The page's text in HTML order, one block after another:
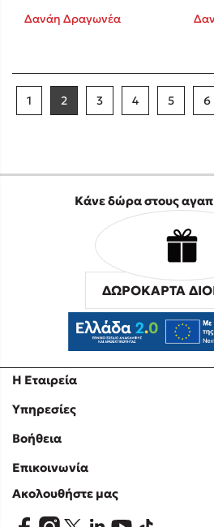
Δανάη Δραγωνέα
1 2 3 4 5 6
Η Εταιρεία
Υπηρεσίες
Βοήθεια
Επικοινωνία
Κάνε δώρα στους
ΔΩΡΟΚΑΡΤΑ
Ακολουθήστε μας